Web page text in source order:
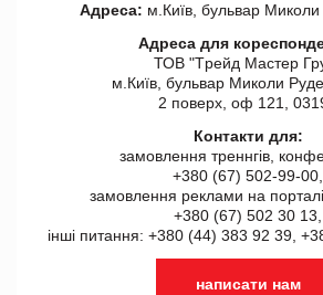
Адреса: м.Київ, бульвар
Адреса для
ТОВ "Tрейд Мастер
м.Київ, бульвар Миколи
2 поверх, оф 121,
Контакти для:
замовлення треннгів,
+380 (67) 502-99-00,
замовлення реклами на
+380 (67) 502 30 13,
інші питання: +380 (44) 383 92 39,
написати нам